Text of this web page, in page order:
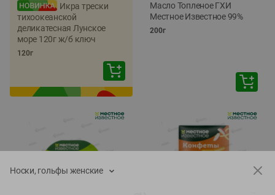
Икра трески
тихоокеанской
деликатесная Лунское
море 120г ж/б ключ
120г
Масло Топленое ГХИ
Местное Известное 99%
200г
Носки, гольфы женские